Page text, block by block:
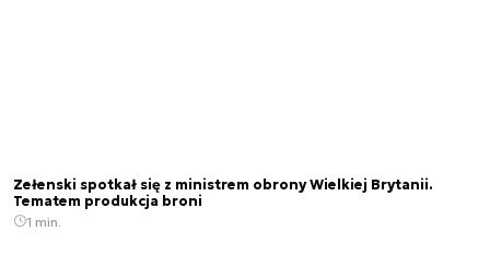
Zełenski spotkał się z ministrem obrony Wielkiej Brytanii.
Tematem produkcja broni
1 min.